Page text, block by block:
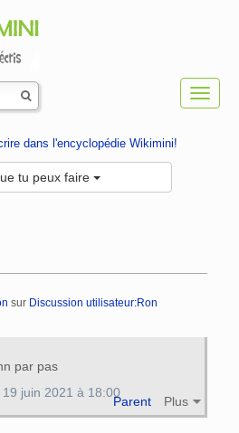
tu peux faire
sur Discussion utilisateur:Ron
par pas
Parent Plus
19 juin 2021 à 18:00